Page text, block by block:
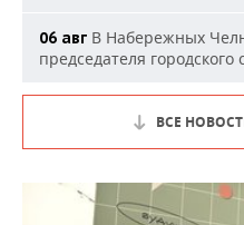
06 авг В Набережных
председателя городского
ВСЕ